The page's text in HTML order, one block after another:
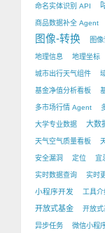
命名实体识别 API
商品数据补全 Agent
图像-转换 图像
地理信息 地理坐标
城市出行天气组件
基金净值分析看板
多市场行情 Agent
大学专业数据 大数
天气空气质量看板
安全漏洞 定位 宜
实时数据查询 实时
小程序开发 工具介
开放式基金 开放式
异步任务 微信小程